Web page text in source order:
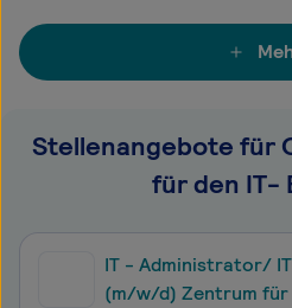
Stellenangebote für
für den IT-
IT - Administrator/
(m/w/d) Zentrum für